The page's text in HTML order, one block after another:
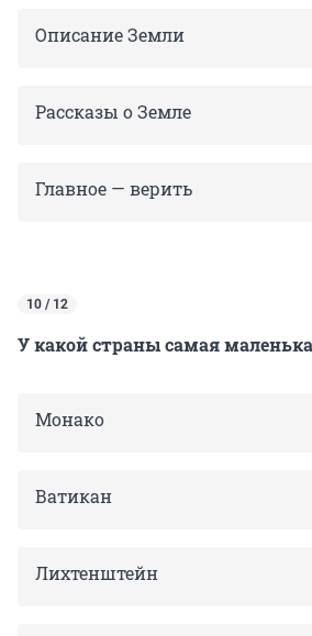
Описание Земли
Рассказы о Земле
Главное — верить
10 / 12
У какой страны самая
Монако
Ватикан
Лихтенштейн